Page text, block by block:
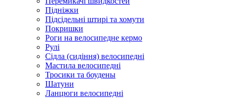
Підніжки
Підсідельні штирі та хомути
Покришки
Роги на велосипедне кермо
Рулі
Сідла (сидіння) велосипедні
Мастила велосипедні
Тросики та боудены
Шатуни
Ланцюги велосипедні